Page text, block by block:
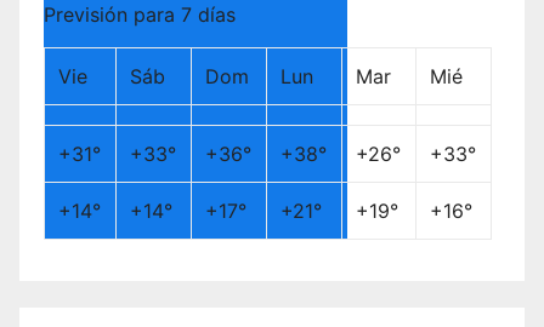
Previsión para 7 días
Vie Sáb Dom Lun Mar Mié
+31° +33° +36° +38° +26° +33°
+14° +14° +17° +21° +19° +16°